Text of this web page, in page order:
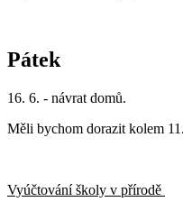
Pátek
16. 6. - návrat domů.
Měli bychom dorazit kolem
Vyúčtování školy v přírodě